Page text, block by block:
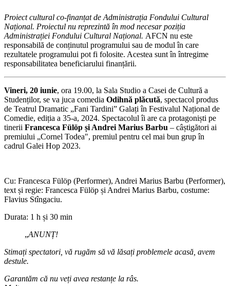
Proiect cultural co-finanțat de Administrația Fondului Cultural
Național. Proiectul nu reprezintă în mod necesar poziția
Administrației Fondului Cultural Național. AFCN nu este
responsabilă de conținutul programului sau de modul în care
rezultatele programului pot fi folosite. Acestea sunt în întregime
responsabilitatea beneficiarului finanțării.
Vineri, 20 iunie, ora 19.00, la Sala Studio a Casei de Cultură a
Studenților, se va juca comedia Odihnă plăcută, spectacol produs
de Teatrul Dramatic „Fani Tardini” Galați în Festivalul Național de
Comedie, ediția a 35-a, 2024. Spectacolul îi are ca protagoniști pe
tinerii Francesca Fülöp și Andrei Marius Barbu – câștigători ai
premiului „Cornel Todea", premiul pentru cel mai bun grup în
cadrul Galei Hop 2023.
Cu: Francesca Fülöp (Performer), Andrei Marius Barbu (Performer),
text și regie: Francesca Fülöp și Andrei Marius Barbu, costume:
Flavius Stîngaciu.
Durata: 1 h și 30 min
„ANUNȚ!
Stimați spectatori, vă rugăm să vă lăsați problemele acasă, avem
destule.
Garantăm că nu veți avea restanțe la râs.